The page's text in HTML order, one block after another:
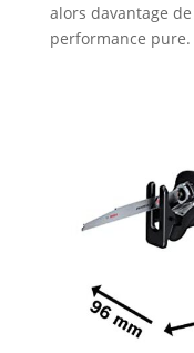
alors davantage
performance pure.